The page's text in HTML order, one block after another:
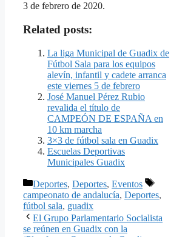
3 de febrero de 2020.
Related posts:
La liga Municipal de Guadix de
Fútbol Sala para los equipos
alevín, infantil y cadete arranca
este viernes 5 de febrero
José Manuel Pérez Rubio
revalida el título de
CAMPEÓN DE ESPAÑA en
10 km marcha
3×3 de fútbol sala en Guadix
Escuelas Deportivas
Municipales Guadix
Categorías
Deportes, Deportes, Eventos
Etiquetas
campeonato de andalucía, Deportes,
fútbol sala, guadix
El Grupo Parlamentario Socialista
se reúnen en Guadix con la